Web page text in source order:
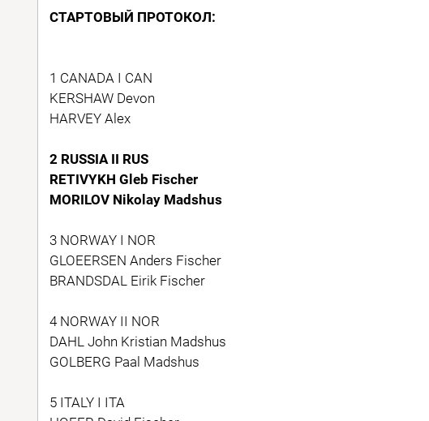
СТАРТОВЫЙ ПРОТОКОЛ:
1 CANADA I CAN
KERSHAW Devon
HARVEY Alex
2 RUSSIA II RUS
RETIVYKH Gleb Fischer
MORILOV Nikolay Madshus
3 NORWAY I NOR
GLOEERSEN Anders Fischer
BRANDSDAL Eirik Fischer
4 NORWAY II NOR
DAHL John Kristian Madshus
GOLBERG Paal Madshus
5 ITALY I ITA